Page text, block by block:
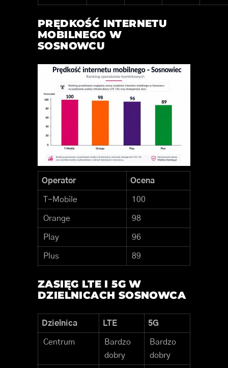
PRĘDKOŚĆ INTERNETU
MOBILNEGO W
SOSNOWCU
Operator Ocena
T-Mobile 100
Orange 98
Play 96
Plus 89
ZASIĘG LTE I 5G W
DZIELNICACH SOSNOWCA
Dzielnica LTE 5G
Centrum
Bardzo
dobry
Bardzo
dobry